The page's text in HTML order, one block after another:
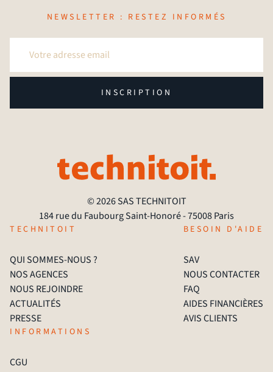
NEWSLETTER : RESTEZ INFORMÉS
INSCRIPTION
© 2026 SAS TECHNITOIT
184 rue du Faubourg Saint-Honoré - 75008 Paris
TECHNITOIT
QUI SOMMES-NOUS ?
NOS AGENCES
NOUS REJOINDRE
ACTUALITÉS
PRESSE
BESOIN D'AIDE
SAV
NOUS CONTACTER
FAQ
AIDES FINANCIÈRES
AVIS CLIENTS
INFORMATIONS
CGU